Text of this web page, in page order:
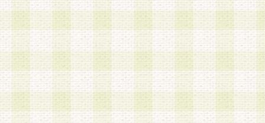
いものとします。
第4条 ログインIDおよびパスワードの管理
1.会員は、会員登録後、本サイト内にて本サービ
加する際には、前条に基づき当社から付与された
スワードを使用するものとします。
2.登録の際に当社が付与したログインIDおよびパ
の使用に関しては、全て会員本人がその責任を負